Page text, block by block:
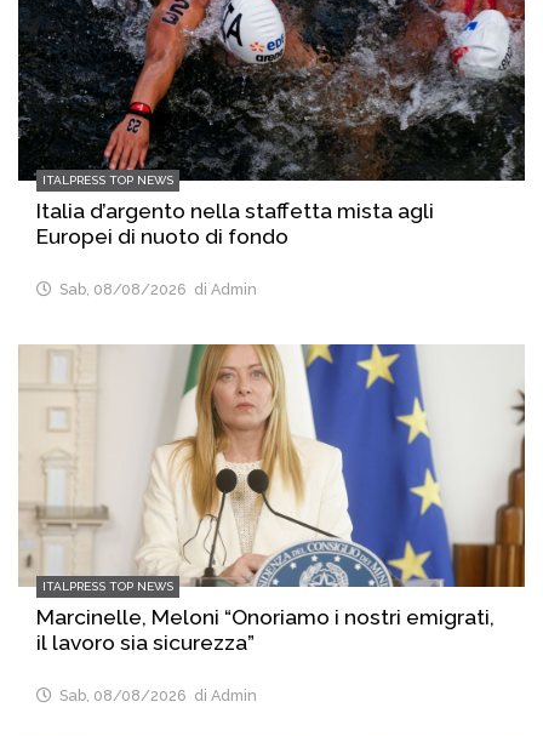
ITALPRESS TOP NEWS
Italia d’argento nella staffetta mista agli
Europei di nuoto di fondo
Sab, 08/08/2026 di Admin
ITALPRESS TOP NEWS
Marcinelle, Meloni “Onoriamo i nostri emigrati,
il lavoro sia sicurezza”
Sab, 08/08/2026 di Admin